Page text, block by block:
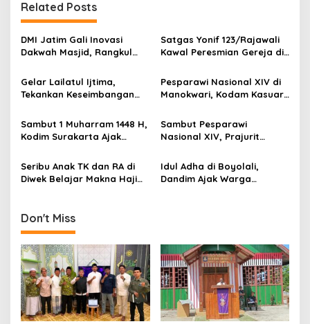
a
v
i
a
i
n
Related Posts
DMI Jatim Gali Inovasi
Dakwah Masjid, Rangkul
Satgas Yonif 123/Rajawali
Kawal Peresmian Gereja di
Warga Perkuat Stabilitas
Papua Selatan
Gelar Lailatul Ijtima,
Tekankan Keseimbangan
Pesparawi Nasional XIV di
Manokwari, Kodam Kasuari
Sambut 1 Muharram 1448 H,
Kodim Surakarta Ajak
Semangat Kebersamaan
Sambut Pesparawi
Nasional XIV, Prajurit
Manokwari
Seribu Anak TK dan RA di
Diwek Belajar Makna Haji
Idul Adha di Boyolali,
Dandim Ajak Warga
Don't Miss